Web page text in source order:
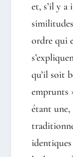
et, s’il y a
ordre qui
qu’il soit
emprunts
étant